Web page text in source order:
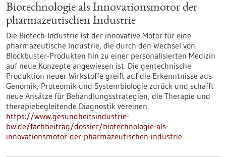
Biotechnologie als Innovationsmotor der
pharmazeutischen Industrie
Die Biotech-Industrie ist der innovative Motor für eine
pharmazeutische Industrie, die durch den Wechsel von
Blockbuster-Produkten hin zu einer personalisierten Medizin
auf neue Konzepte angewiesen ist. Die gentechnische
Produktion neuer Wirkstoffe greift auf die Erkenntnisse aus
Genomik, Proteomik und Systembiologie zurück und schafft
neue Ansätze für Behandlungsstrategien, die Therapie und
therapiebegleitende Diagnostik vereinen.
https://www.gesundheitsindustrie-
bw.de/fachbeitrag/dossier/biotechnologie-als-
innovationsmotor-der-pharmazeutischen-industrie